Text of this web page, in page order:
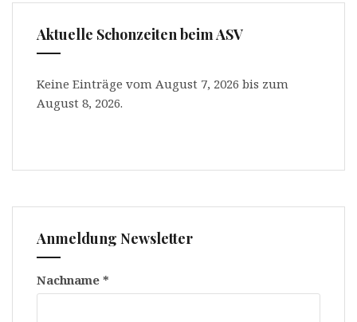
Aktuelle Schonzeiten beim ASV
Keine Einträge vom August 7, 2026 bis zum
August 8, 2026.
Anmeldung Newsletter
Nachname *